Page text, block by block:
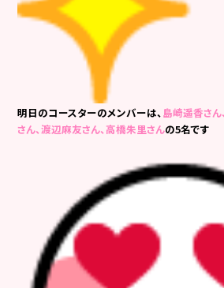
明日のコースターのメンバーは、 島崎遥香さん
さん、渡辺麻友さん、高橋朱里さんの5名です